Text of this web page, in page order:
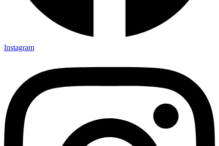
Instagram